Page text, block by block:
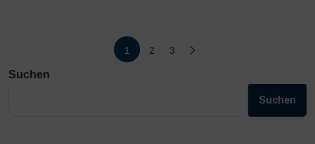
Seitennummerierung
der
1 2 3
Suchen
Suchen